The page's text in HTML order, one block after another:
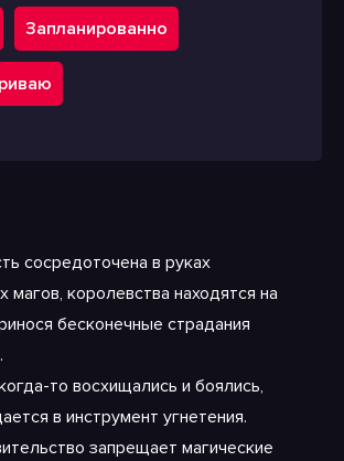
Запланированно
сосредоточена в руках
магов, королевства находятся на
бесконечные страдания
то восхищались и боялись,
в инструмент угнетения.
запрещает магические